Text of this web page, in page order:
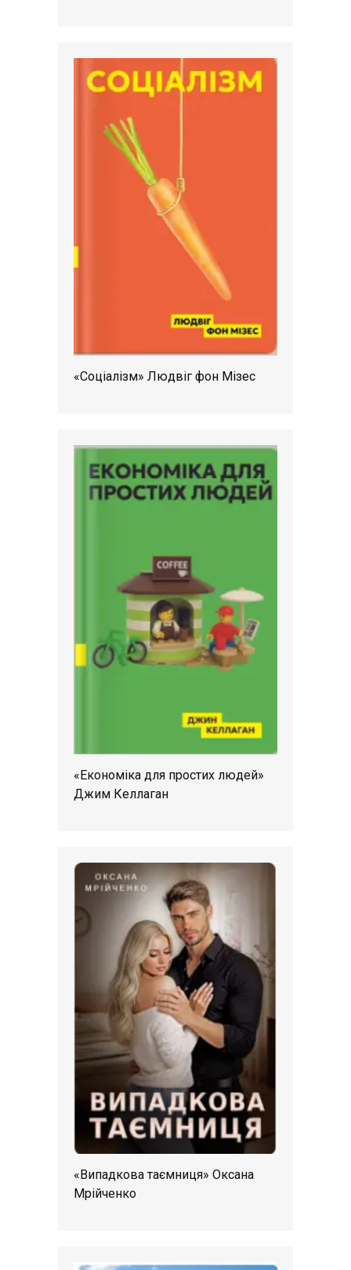
«Соціалізм» Людвіг фон Мізес
«Економіка для простих людей»
Джим Келлаган
«Випадкова таємниця» Оксана
Мрійченко